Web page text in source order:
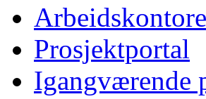
Prosjektportal
Igangværende